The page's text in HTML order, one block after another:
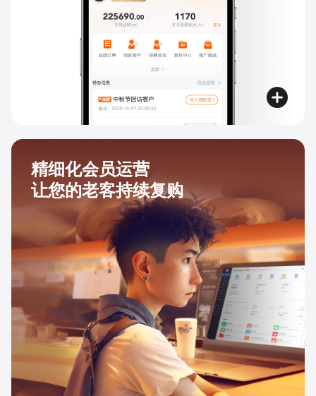
精细化会员运营
让您的老客持续复购